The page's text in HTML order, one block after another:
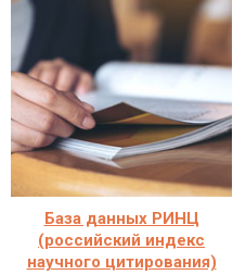
База данных РИНЦ
(российский индекс
научного цитирования)